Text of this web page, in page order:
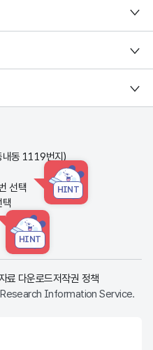
동 1119번지)
선택 HINT
HINT
료 다운로드저작권 정책
Information Service.